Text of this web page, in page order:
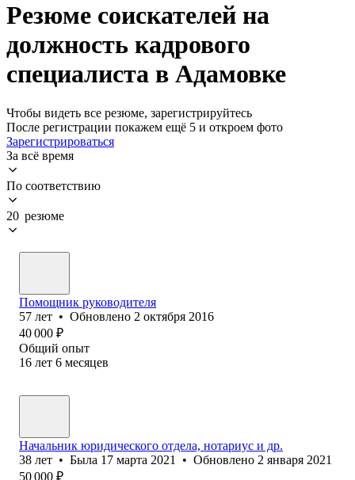
Резюме соискателей на
должность кадрового
специалиста в Адамовке
Чтобы видеть все резюме, зарегистрируйтесь
После регистрации покажем ещё 5 и откроем фото
Зарегистрироваться
За всё время
По соответствию
20 резюме
Помощник руководителя
57 лет • Обновлено 2 октября 2016
40 000 ₽
Общий опыт
16 лет 6 месяцев
Начальник юридического отдела, нотариус и др.
38 лет • Была 17 марта 2021 • Обновлено 2 января 2021
50 000 ₽